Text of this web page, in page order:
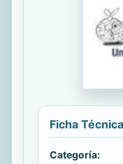
Ficha
Categoría: